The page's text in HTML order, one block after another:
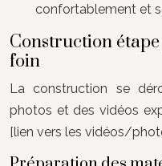
confortablement et
Construction
foin
La construction se
photos et des vidéos
[lien vers les vidéos/